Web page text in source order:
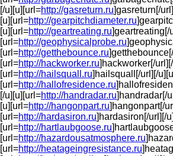
[/u][u][url=http://gasreturn.ru]gasreturn[/
[u][url=http://gearpitchdiameter.ru
[u][url=http://geartreating.ru]geartreating[/
[url=http://geophysicalprobe.ru
[url=http://getthebounce.ru
[url=http://hackworker.ru]hackworker[/
[url=http://hailsquall.ru]hailsquall[/url][/
[url=http://hallofresidence.ru
[/u][u][url=http://handradar.ru]handradar[/
[u][url=http://hangonpart.ru]hangonpart[/
[url=http://hardasiron.ru]hardasiron[/url][/
[url=http://hartlaubgoose.ru
[url=http://hazardousatmosphere.ru
[url=http://heatageingresistance.ru